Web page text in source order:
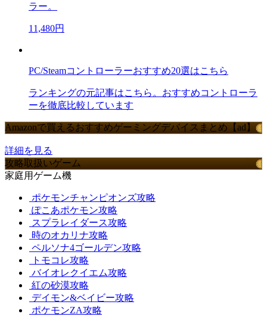
ラー。
11,480円
PC/Steamコントローラーおすすめ20選はこちら
ランキングの元記事はこちら。おすすめコントローラ
ーを徹底比較しています
Amazonで買えるおすすめゲーミングデバイスまとめ【ad】
詳細を見る
攻略取扱いゲーム
家庭用ゲーム機
ポケモンチャンピオンズ攻略
ぽこあポケモン攻略
スプラレイダース攻略
時のオカリナ攻略
ペルソナ4ゴールデン攻略
トモコレ攻略
バイオレクイエム攻略
紅の砂漠攻略
デイモン&ベイビー攻略
ポケモンZA攻略